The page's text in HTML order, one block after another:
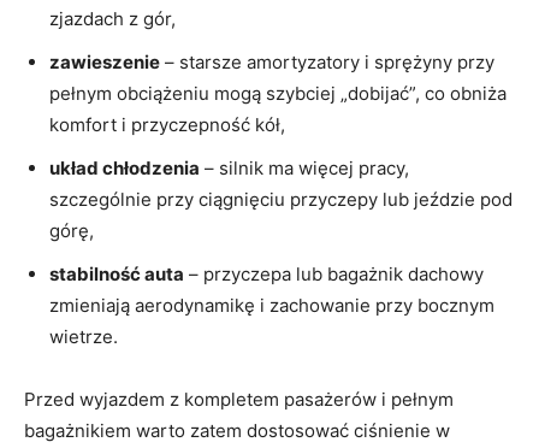
zjazdach z gór,
zawieszenie – starsze amortyzatory i sprężyny przy
pełnym obciążeniu mogą szybciej „dobijać”, co obniża
komfort i przyczepność kół,
układ chłodzenia – silnik ma więcej pracy,
szczególnie przy ciągnięciu przyczepy lub jeździe pod
górę,
stabilność auta – przyczepa lub bagażnik dachowy
zmieniają aerodynamikę i zachowanie przy bocznym
wietrze.
Przed wyjazdem z kompletem pasażerów i pełnym
bagażnikiem warto zatem dostosować ciśnienie w